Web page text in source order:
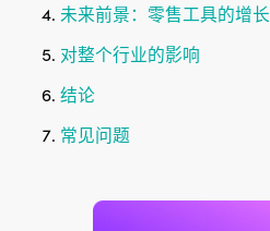
未来前景：零售工具的增长
对整个行业的影响
结论
常见问题